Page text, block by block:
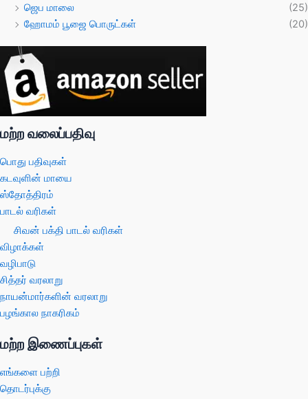
ஜெப மாலை
(25)
ஹோமம் பூஜை பொருட்கள்
(20)
மற்ற வலைப்பதிவு
பொது பதிவுகள்
கடவுளின் மாயை
ஸ்தோத்திரம்
பாடல் வரிகள்
சிவன் பக்தி பாடல் வரிகள்
விழாக்கள்
வழிபாடு
சித்தர் வரலாறு
நாயன்மார்களின் வரலாறு
பழங்கால நாகரிகம்
மற்ற இணைப்புகள்
எங்களை பற்றி
தொடர்புக்கு